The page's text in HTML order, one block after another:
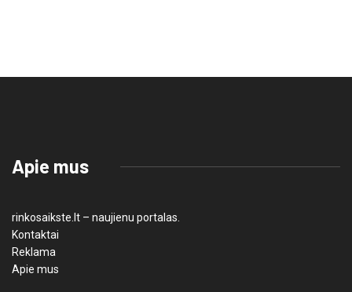
Apie mus
rinkosaikste.lt – naujienu portalas.
Kontaktai
Reklama
Apie mus